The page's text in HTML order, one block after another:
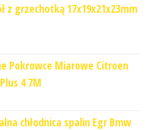
z grzechotką 17x19x21x23mm
Pokrowce Miarowe Citroen
4 7M
chłodnica spalin Egr Bmw